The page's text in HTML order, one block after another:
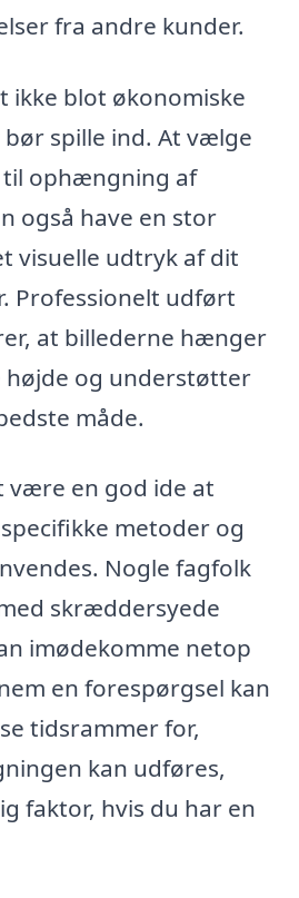
fra andre kunder.
ikke blot økonomiske
spille ind. At vælge
ophængning af
også have en stor
visuelle udtryk af dit
Professionelt udført
at billederne hænger
højde og understøtter
måde.
være en god ide at
metoder og
Nogle fagfolk
skræddersyede
imødekomme netop
en forespørgsel kan
tidsrammer for,
kan udføres,
faktor, hvis du har en